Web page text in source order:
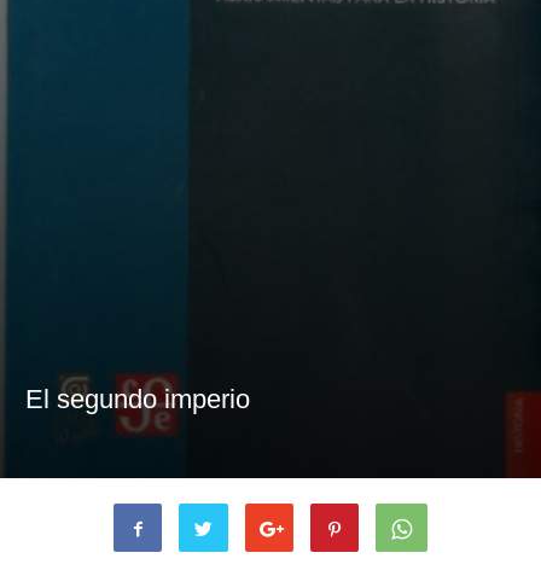
El segundo imperio